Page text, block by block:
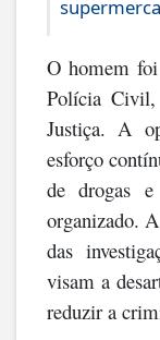
O homem
Polícia Civil,
Justiça. A
esforço
de drogas
organizado.
das
visam a
reduzir a